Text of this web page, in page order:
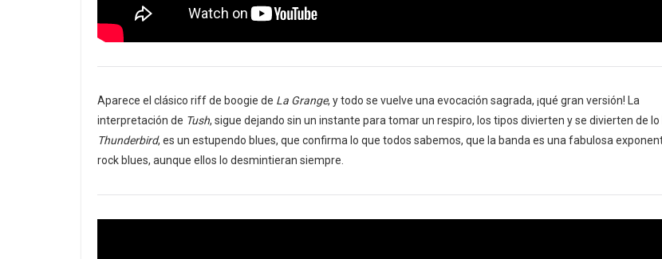
Aparece el clásico riff de boogie de La Grange, y todo se vuelve una evocación sagrada, ¡qué gran versión! La
interpretación de Tush, sigue dejando sin un instante para tomar un respiro, los tipos divierten y se divierten de lo
Thunderbird, es un estupendo blues, que confirma lo que todos sabemos, que la banda es una fabulosa
rock blues, aunque ellos lo desmintieran siempre.